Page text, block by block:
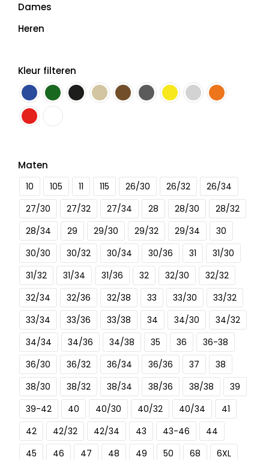
Dames
Heren
Kleur filteren
Maten
10 105 11 115 26/30 26/32
26/34
27/30
27/32 27/34 28 28/30
28/32
28/34
29 29/30 29/32 29/34
30
30/30
30/32 30/34 30/36 31
31/30
31/32
31/34 31/36 32 32/30
32/32
32/34
32/36 32/38 33 33/30
33/32
33/34
33/36 33/38 34 34/30
34/32
34/34
34/36 34/38 35 36
36-38
36/30
36/32 36/34 36/36 37
38
38/30
38/32 38/34 38/36 38/38
39
39-42
40 40/30 40/32 40/34
41
42
42/32 42/34 43 43-46
44
45
46 47 48 49 50 68
6XL